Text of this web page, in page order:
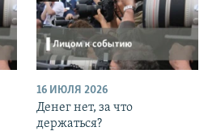
16 ИЮЛЯ 2026
Денег нет, за что
держаться?